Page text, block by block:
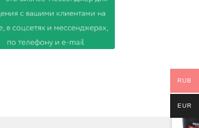
RUB
EUR